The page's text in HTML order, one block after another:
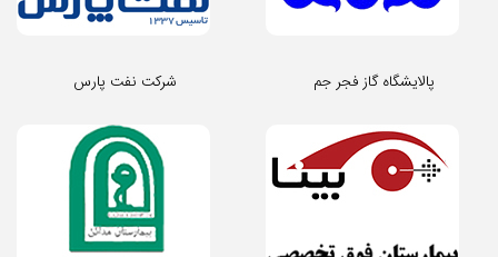
شرکت نفت پارس پالایشگاه گاز فجر جم